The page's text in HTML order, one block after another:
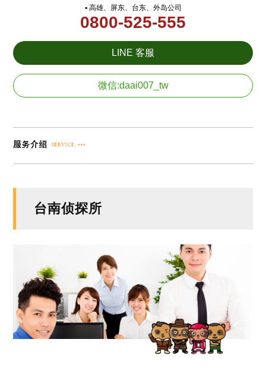
▪ 高雄、屏东、台东、外岛公司
0800-525-555
LINE 客服
微信:daai007_tw
台南侦探所